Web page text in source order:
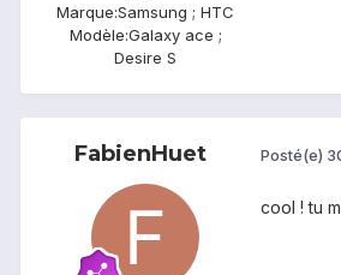
Marque:Samsung ; HTC
Modèle:Galaxy ace ;
Desire S
FabienHuet Posté(e)
cool ! tu